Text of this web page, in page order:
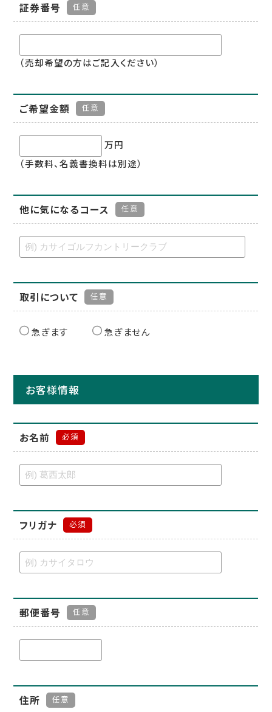
証券番号 任意
（売却希望の方はご記入ください）
ご希望金額 任意
万円
（手数料、名義書換料は別途）
他に気になるコース 任意
取引について 任意
急ぎます 急ぎません
お客様情報
お名前 必須
フリガナ 必須
郵便番号 任意
住所 任意